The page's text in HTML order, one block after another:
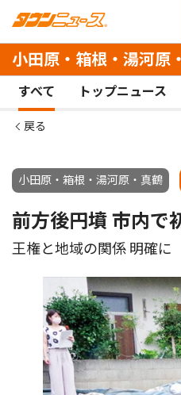
小田原・箱根・湯河原
すべて トップニュース
戻る
小田原・箱根・湯河原・真鶴
前方後円墳 市内で
王権と地域の関係 明確に